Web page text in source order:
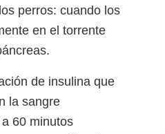
perros: cuando los
en el torrente
de insulina que
la sangre
60 minutos